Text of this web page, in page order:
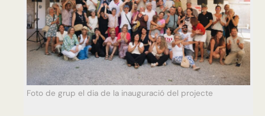
Foto de grup el dia de la inauguració del projecte